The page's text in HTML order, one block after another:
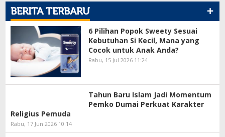
+
BERITA TERBARU
6 Pilihan Popok Sweety Sesuai
Kebutuhan Si Kecil, Mana yang
Cocok untuk Anak Anda?
Rabu, 15 Jul 2026 11:24
Tahun Baru Islam Jadi Momentum
Pemko Dumai Perkuat Karakter
Religius Pemuda
Rabu, 17 Jun 2026 10:14